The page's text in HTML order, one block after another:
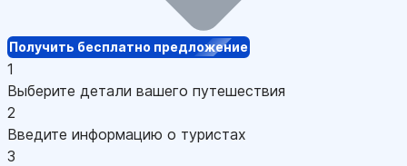
Получить бесплатно предложение
1
Выберите детали вашего путешествия
2
Введите информацию о туристах
3